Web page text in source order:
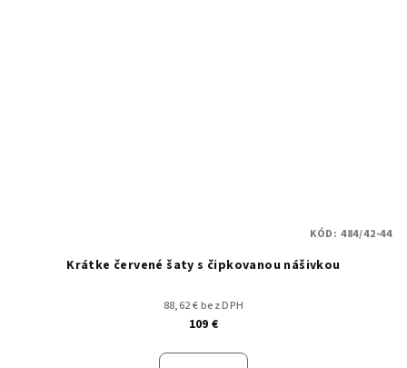
Krátke červené šaty s čipkovanou nášivkou
88,62 € bez DPH
109 €
KÓD: 484/42-44